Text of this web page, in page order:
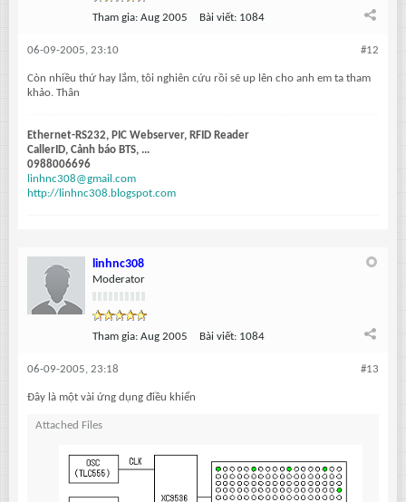
Tham gia: Aug 2005 Bài viết: 1084
#12
06-09-2005, 23:10
Còn nhiều thứ hay lắm, tôi nghiên cứu rồi sẽ up lên cho anh em ta tham
khảo. Thân
Ethernet-RS232, PIC Webserver, RFID Reader
CallerID, Cảnh báo BTS, ...
0988006696
linhnc308@gmail.com
http://linhnc308.blogspot.com
linhnc308
Moderator
Tham gia: Aug 2005 Bài viết: 1084
#13
06-09-2005, 23:18
Đây là một vài ứng dụng điều khiển
Attached Files